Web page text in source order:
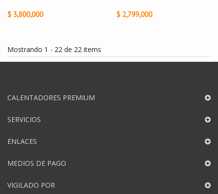
$ 3,800,000 $ 2,799,000
Mostrando 1 - 22 de 22 items
CALENTADORES PREMIUM
SERVICIOS
ENLACES
MEDIOS DE PAGO
VIGILADO POR